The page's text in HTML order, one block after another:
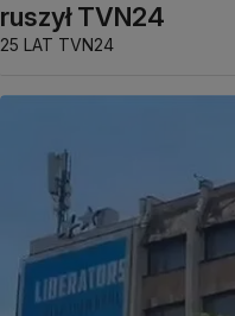
ruszył TVN24
25 LAT TVN24